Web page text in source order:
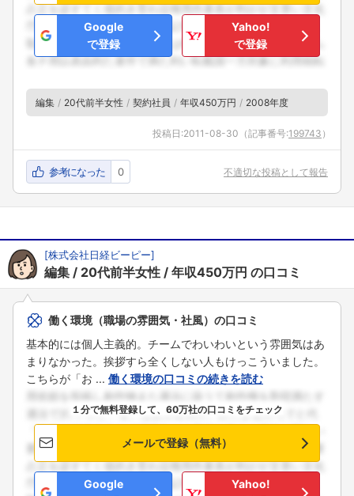
Google
で登録
Yahoo!
で登録
編集 20代前半女性 契約社員 年収450万円 2008年度
投稿日:2011-08-30 （記事番号:199743 ）
参考になった 0 不適切な投稿として報告
[株式会社日経ビーピー]
編集 20代前半女性 年収450万円 の口コミ
働く環境（職場の雰囲気・社風）の口コミ
基本的には個人主義的。チームでわいわいという雰囲気はあ
まりなかった。挨拶すら全くしない人もけっこういました。
こちらが「お ... 働く環境の口コミの続きを読む
１分で無料登録して、60万社の口コミをチェック
メールで登録（無料）
Google
Yahoo!